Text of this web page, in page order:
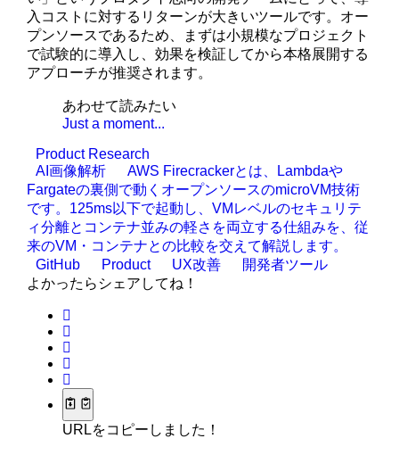
入コストに対するリターンが大きいツールです。オー
プンソースであるため、まずは小規模なプロジェクト
で試験的に導入し、効果を検証してから本格展開する
アプローチが推奨されます。
あわせて読みたい
Just a moment...
Product Research
AI画像解析
AWS Firecrackerとは、Lambdaや
Fargateの裏側で動くオープンソースのmicroVM技術
です。125ms以下で起動し、VMレベルのセキュリテ
ィ分離とコンテナ並みの軽さを両立する仕組みを、従
来のVM・コンテナとの比較を交えて解説します。
GitHub
Product UX改善
開発者ツール
よかったらシェアしてね！
URLをコピーしました！